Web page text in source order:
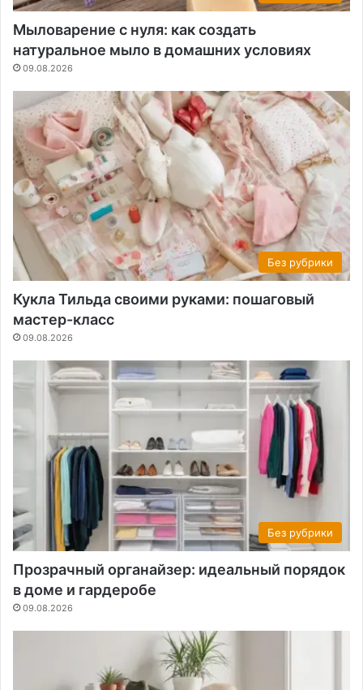
Мыловарение с нуля: как создать
натуральное мыло в домашних условиях
09.08.2026
Без рубрики
Кукла Тильда своими руками: пошаговый
мастер-класс
09.08.2026
Без рубрики
Прозрачный органайзер: идеальный порядок
в доме и гардеробе
09.08.2026